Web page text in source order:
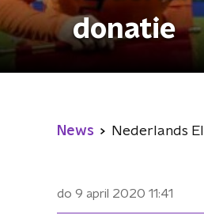
donatie
News Nederlands
do 9 april 2020 11:41